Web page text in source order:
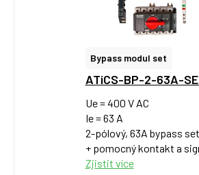
Bypass modul set
ATiCS-BP-2-63A-
Ue = 400 V AC
Ie = 63 A
2-pólový, 63A bypass set
+ pomocný kontakt a
Zjistit více